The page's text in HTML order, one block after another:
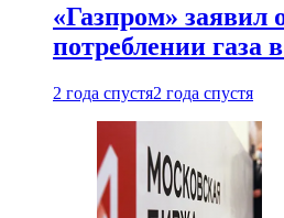
«Газпром» заявил
потреблении газа
2 года спустя2 года спустя